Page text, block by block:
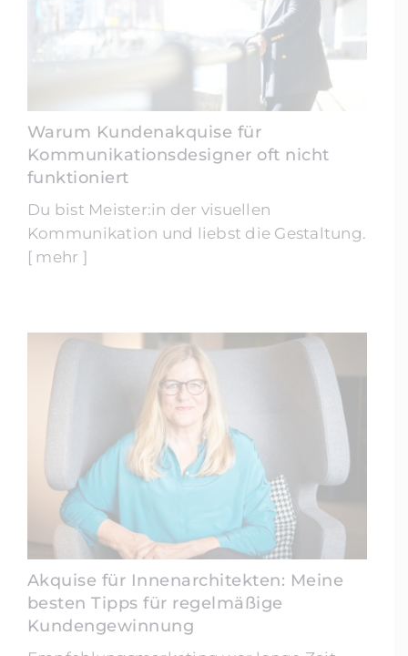
Warum Kundenakquise für
Kommunikationsdesigner oft nicht
funktioniert
Du bist Meister:in der visuellen
Kommunikation und liebst die Gestaltung.
[ mehr ]
Akquise für Innenarchitekten: Meine
besten Tipps für regelmäßige
Kundengewinnung